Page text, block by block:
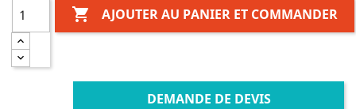
 AJOUTER AU PANIER ET COMMANDER
DEMANDE DE DEVIS